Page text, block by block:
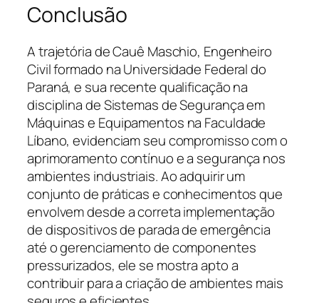
Conclusão
A trajetória de Cauê Maschio, Engenheiro
Civil formado na Universidade Federal do
Paraná, e sua recente qualificação na
disciplina de Sistemas de Segurança em
Máquinas e Equipamentos na Faculdade
Líbano, evidenciam seu compromisso com o
aprimoramento contínuo e a segurança nos
ambientes industriais. Ao adquirir um
conjunto de práticas e conhecimentos que
envolvem desde a correta implementação
de dispositivos de parada de emergência
até o gerenciamento de componentes
pressurizados, ele se mostra apto a
contribuir para a criação de ambientes mais